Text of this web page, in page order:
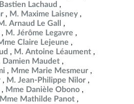
Lachaud
M. Maxime Laisney
Arnaud Le Gall
M. Jérôme Legavre
Claire Lejeune
M. Antoine Léaument
Damien Maudet
Mme Marie Mesmeur
M. Jean-Philippe Nilor
Mme Danièle Obono
Mme Mathilde Panot